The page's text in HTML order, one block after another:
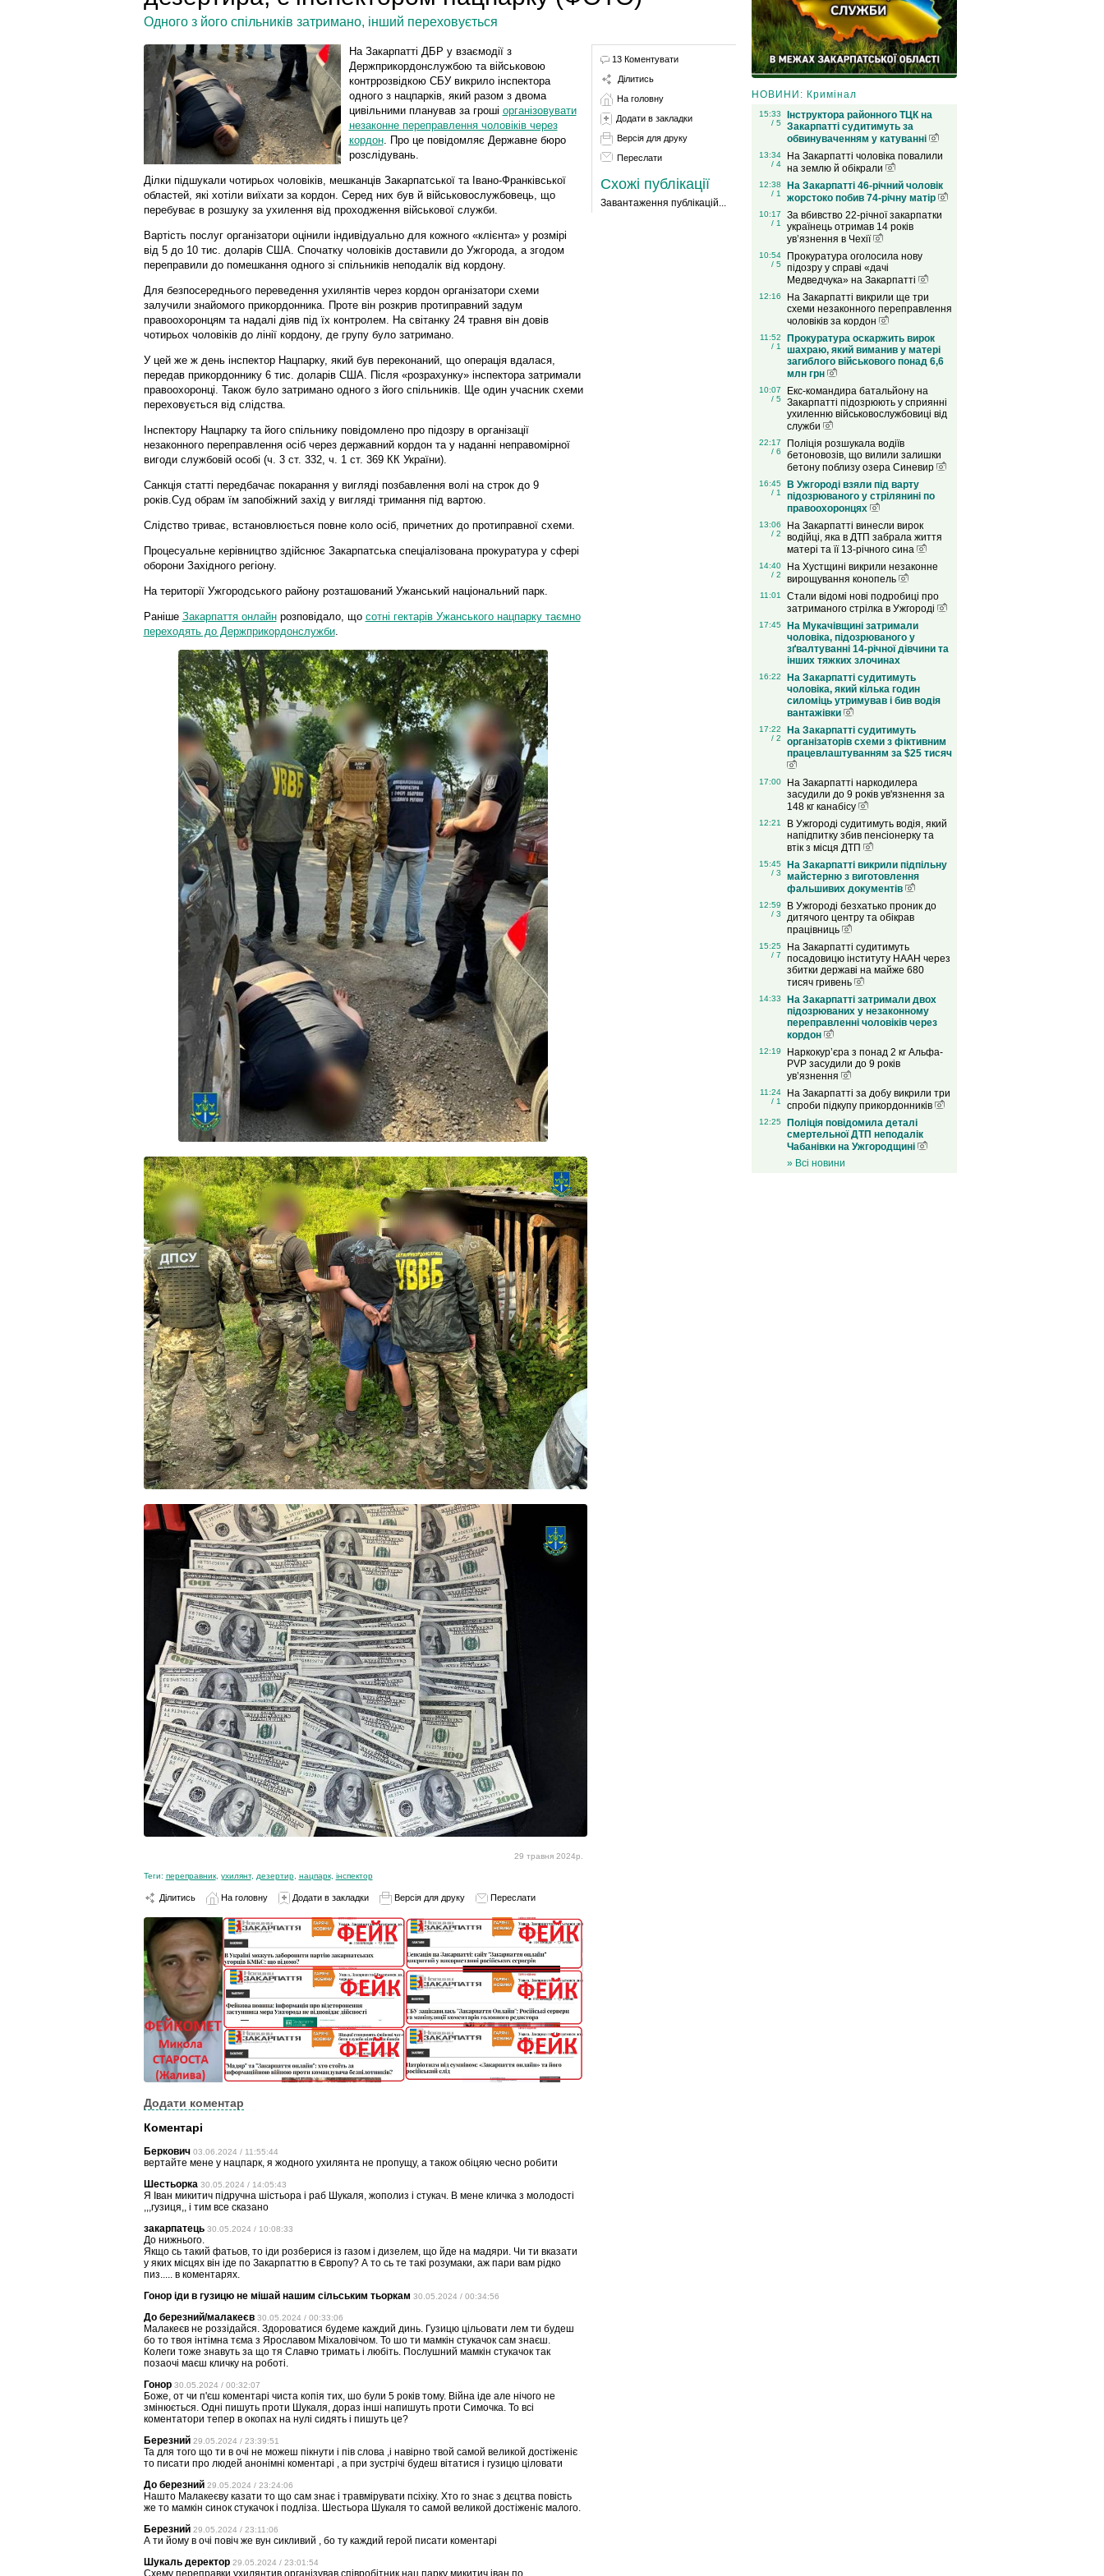
Одного з його спільників затримано, інший переховується
На Закарпатті ДБР у взаємодії з
Держприкордонслужбою та військовою
контррозвідкою СБУ викрило інспектора
одного з нацпарків, який разом з двома
цивільними планував за гроші організовувати
незаконне переправлення чоловіків через
кордон. Про це повідомляє Державне бюро
розслідувань.
Ділки підшукали чотирьох чоловіків, мешканців Закарпатської та Івано-Франківської
областей, які хотіли виїхати за кордон. Серед них був й військовослужбовець, що
перебуває в розшуку за ухилення від проходження військової служби.
Вартість послуг організатори оцінили індивідуально для кожного «клієнта» у розмірі
від 5 до 10 тис. доларів США. Спочатку чоловіків доставили до Ужгорода, а згодом
переправили до помешкання одного зі спільників неподалік від кордону.
Для безпосереднього переведення ухилянтів через кордон організатори схеми
залучили знайомого прикордонника. Проте він розкрив протиправний задум
правоохоронцям та надалі діяв під їх контролем. На світанку 24 травня він довів
чотирьох чоловіків до лінії кордону, де групу було затримано.
У цей же ж день інспектор Нацпарку, який був переконаний, що операція вдалася,
передав прикордоннику 6 тис. доларів США. Після «розрахунку» інспектора затримали
правоохоронці. Також було затримано одного з його спільників. Ще один учасник схеми
переховується від слідства.
Інспектору Нацпарку та його спільнику повідомлено про підозру в організації
незаконного переправлення осіб через державний кордон та у наданні неправомірної
вигоди службовій особі (ч. 3 ст. 332, ч. 1 ст. 369 КК України).
Санкція статті передбачає покарання у вигляді позбавлення волі на строк до 9
років.Суд обрам їм запобіжний захід у вигляді тримання під вартою.
Слідство триває, встановлюється повне коло осіб, причетних до протиправної схеми.
Процесуальне керівництво здійснює Закарпатська спеціалізована прокуратура у сфері
оборони Західного регіону.
На території Ужгородського району розташований Ужанський національний парк.
Раніше Закарпаття онлайнрозповідало, що сотні гектарів Ужанського нацпарку таємно
переходять до Держприкордонслужби.
29 травня 2024р.
Теги: переправник, ухилянт, дезертир, нацпарк, інспектор
Ділитись На головну Додати в закладки Версія для друку Переслати
Додати коментар
Коментарі
Беркович 03.06.2024 / 11:55:44
вертайте мене у нацпарк, я жодного ухилянта не пропущу, а також обіцяю чесно робити
Шестьорка 30.05.2024 / 14:05:43
Я Іван микитич підручна шістьора і раб Шукаля, жополиз і стукач. В мене кличка з молодості
,,,гузиця,, і тим все сказано
закарпатець 30.05.2024 / 10:08:33
До нижнього.
Якщо сь такий фатьов, то іди розберися із газом і дизелем, що йде на мадяри. Чи ти вказати
у яких місцях він іде по Закарпаттю в Європу? А то сь те такі розумаки, аж пари вам рідко
пиз..... в коментарях.
Гонор іди в гузицю не мішай нашим сільським тьоркам 30.05.2024 / 00:34:56
До березний/малакеєв 30.05.2024 / 00:33:06
Малакеєв не роззідайся. Здороватися будеме каждий динь. Гузицю цільовати лем ти будеш
бо то твоя інтімна тєма з Ярославом Міхаловічом. То шо ти мамкін стукачок сам знаєш.
Колеги тоже знавуть за що тя Славчо тримать і любіть. Послушний мамкін стукачок так
позаочі маєш кличку на роботі.
Гонор 30.05.2024 / 00:32:07
Боже, от чи п'єш коментарі чиста копія тих, шо були 5 років тому. Війна іде але нічого не
змінюється. Одні пишуть проти Шукаля, дораз інші напишуть проти Симочка. То всі
коментатори тепер в окопах на нулі сидять і пишуть це?
Березний 29.05.2024 / 23:39:51
Та для того що ти в очі не можеш пікнути і пів слова ,і навірно твой самой великой достіженіє
то писати про людей анонімні коментарі , а при зустрічі будеш вітатися і гузицю ціловати
До березний 29.05.2024 / 23:24:06
Нашто Малакеєву казати то що сам знає і травмірувати псіхіку. Хто го знає з дєцтва повість
же то мамкін синок стукачок і подліза. Шестьора Шукаля то самой великой достіженіє малого.
Березний 29.05.2024 / 23:11:06
А ти йому в очі повіч же вун сикливий , бо ту каждий герой писати коментарі
Шукаль деректор 29.05.2024 / 23:01:54
Схему переправки ухилянтив організував співробітник нац парку микитич іван по
13 Коментувати
Ділитись
На головну
Додати в закладки
Версія для друку
Переслати
Схожі публікації
Завантаження публікацій...
НОВИНИ: Кримінал
15:33
/ 5
Інструктора районного ТЦК на
Закарпатті судитимуть за
обвинуваченням у катуванні
13:34
/ 4
На Закарпатті чоловіка повалили
на землю й обікрали
12:38
/ 1
На Закарпатті 46-річний чоловік
жорстоко побив 74-річну матір
10:17
/ 1
За вбивство 22-річної закарпатки
українець отримав 14 років
ув’язнення в Чехії
10:54
/ 5
Прокуратура оголосила нову
підозру у справі «дачі
Медведчука» на Закарпатті
12:16
На Закарпатті викрили ще три
схеми незаконного переправлення
чоловіків за кордон
11:52
/ 1
Прокуратура оскаржить вирок
шахраю, який виманив у матері
загиблого військового понад 6,6
млн грн
10:07
/ 5
Екс-командира батальйону на
Закарпатті підозрюють у сприянні
ухиленню військовослужбовиці від
служби
22:17
/ 6
Поліція розшукала водіїв
бетоновозів, що вилили залишки
бетону поблизу озера Синевир
16:45
/ 1
В Ужгороді взяли під варту
підозрюваного у стрілянині по
правоохоронцях
13:06
/ 2
На Закарпатті винесли вирок
водійці, яка в ДТП забрала життя
матері та її 13-річного сина
14:40
/ 2
На Хустщині викрили незаконне
вирощування конопель
11:01
Стали відомі нові подробиці про
затриманого стрілка в Ужгороді
17:45
На Мукачівщині затримали
чоловіка, підозрюваного у
зґвалтуванні 14-річної дівчини та
інших тяжких злочинах
16:22
На Закарпатті судитимуть
чоловіка, який кілька годин
силоміць утримував і бив водія
вантажівки
17:22
/ 2
На Закарпатті судитимуть
організаторів схеми з фіктивним
працевлаштуванням за $25 тисяч
17:00
На Закарпатті наркодилера
засудили до 9 років ув'язнення за
148 кг канабісу
12:21
В Ужгороді судитимуть водія, який
напідпитку збив пенсіонерку та
втік з місця ДТП
15:45
/ 3
На Закарпатті викрили підпільну
майстерню з виготовлення
фальшивих документів
12:59
/ 3
В Ужгороді безхатько проник до
дитячого центру та обікрав
працівниць
15:25
/ 7
На Закарпатті судитимуть
посадовицю інституту НААН через
збитки державі на майже 680
тисяч гривень
14:33
На Закарпатті затримали двох
підозрюваних у незаконному
переправленні чоловіків через
кордон
12:19
Наркокур’єра з понад 2 кг Альфа-
PVP засудили до 9 років
ув’язнення
11:24
/ 1
На Закарпатті за добу викрили три
спроби підкупу прикордонників
12:25
Поліція повідомила деталі
смертельної ДТП неподалік
Чабанівки на Ужгородщині
» Всі новини